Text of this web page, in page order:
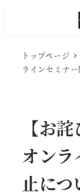
トップページ
ラインセミナ
【お
オン
止につ